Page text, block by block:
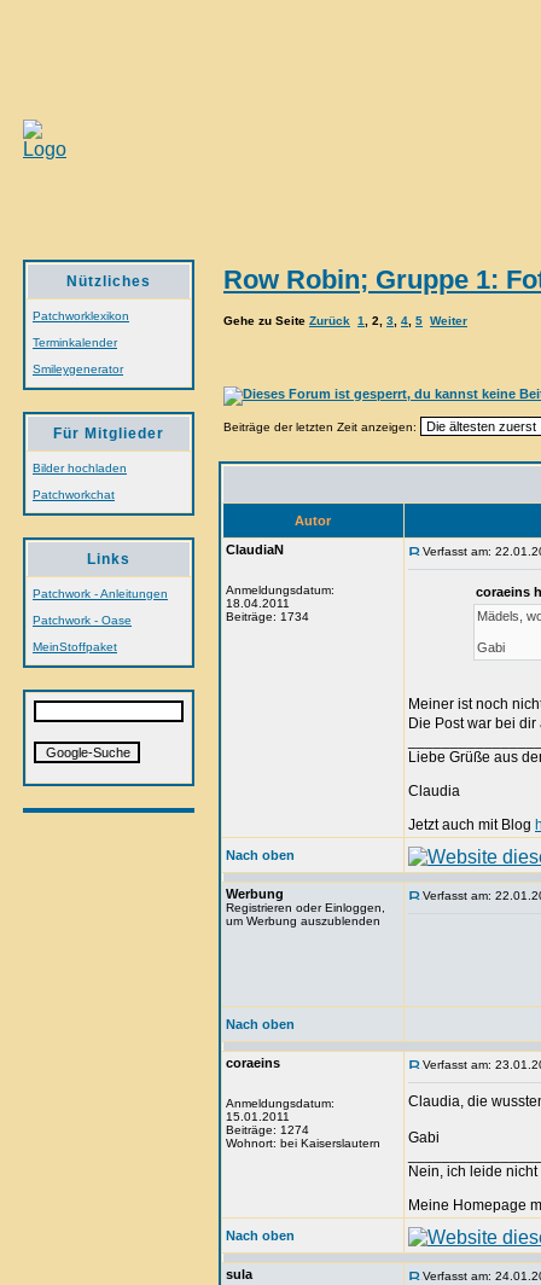
Nützliches
Patchworklexikon
Terminkalender
Smileygenerator
Für Mitglieder
Bilder hochladen
Patchworkchat
Links
Patchwork - Anleitungen
Patchwork - Oase
MeinStoffpaket
Row Robin; Gruppe 1:
Gehe zu Seite Zurück 1 2 3 4 5 Weiter
Beiträge der letzten Zeit anzeigen:
Autor
ClaudiaN
Anmeldungsdatum:
18.04.2011
Beiträge: 1734
Verfasst am:
coraeins
Mädels,
Gabi
Meiner ist noch
Die Post war bei
Liebe Grüße aus
Claudia
Jetzt auch mit Blog
Nach oben
Werbung
Registrieren oder Einloggen,
um Werbung auszublenden
Verfasst am:
Nach oben
coraeins
Anmeldungsdatum:
15.01.2011
Beiträge: 1274
Wohnort: bei Kaiserslautern
Verfasst am:
Claudia, die
Gabi
Nein, ich leide
Meine Homepage
Nach oben
sula Verfasst am: